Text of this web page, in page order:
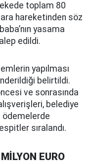
toplam 80
hareketinden söz
yasama
edildi.
yapılması
belirtildi.
ve sonrasında
belediye
ödemelerde
sıralandı.
EURO